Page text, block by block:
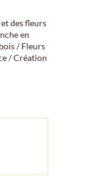
des fleurs
en
/ Fleurs
/ Création